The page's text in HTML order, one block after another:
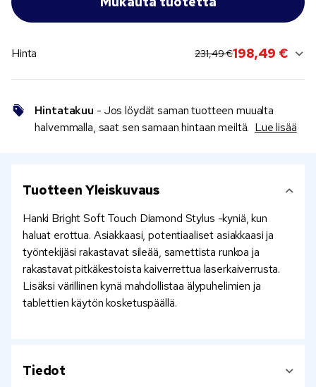
Hinta original price:
231,49 €current sale price:
198,49 €
Hintatakuu - Jos löydät saman tuotteen muualta
halvemmalla, saat sen samaan hintaan meiltä. Lue lisää
Tuotteen Yleiskuvaus
Hanki Bright Soft Touch Diamond Stylus -kyniä, kun
haluat erottua. Asiakkaasi, potentiaaliset asiakkaasi ja
työntekijäsi rakastavat sileää, samettista runkoa ja
rakastavat pitkäkestoista kaiverrettua laserkaiverrusta.
Lisäksi värillinen kynä mahdollistaa älypuhelimien ja
tablettien käytön kosketuspäällä.
Tiedot